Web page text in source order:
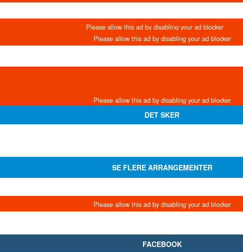
DET SKER
SE FLERE ARRANGEMENTER
FACEBOOK